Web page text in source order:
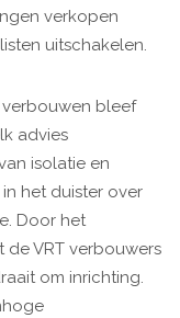
verkopen
uitschakelen.
bleef
advies
isolatie en
het duister over
Door het
VRT verbouwers
om inrichting.